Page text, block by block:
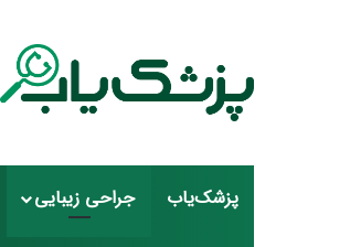
پزشک‌یاب جراحی زیبایی